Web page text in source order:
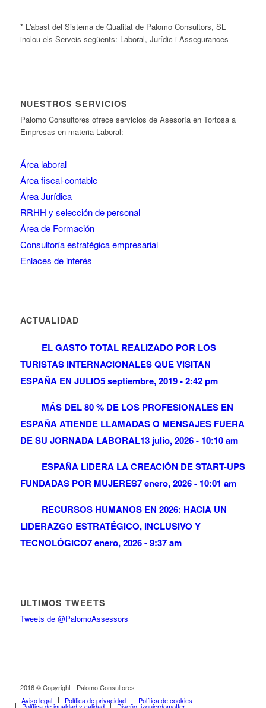
* L'abast del Sistema de Qualitat de Palomo Consultors, SL
inclou els Serveis següents: Laboral, Jurídic i Assegurances
NUESTROS SERVICIOS
Palomo Consultores ofrece servicios de Asesoría en Tortosa a
Empresas en materia Laboral:
Área laboral
Área fiscal-contable
Área Jurídica
RRHH y selección de personal
Área de Formación
Consultoría estratégica empresarial
Enlaces de interés
ACTUALIDAD
EL GASTO TOTAL REALIZADO POR LOS
TURISTAS INTERNACIONALES QUE VISITAN
ESPAÑA EN JULIO5 septiembre, 2019 - 2:42 pm
MÁS DEL 80 % DE LOS PROFESIONALES EN
ESPAÑA ATIENDE LLAMADAS O MENSAJES FUERA
DE SU JORNADA LABORAL13 julio, 2026 - 10:10 am
ESPAÑA LIDERA LA CREACIÓN DE START-UPS
FUNDADAS POR MUJERES7 enero, 2026 - 10:01 am
RECURSOS HUMANOS EN 2026: HACIA UN
LIDERAZGO ESTRATÉGICO, INCLUSIVO Y
TECNOLÓGICO7 enero, 2026 - 9:37 am
ÚLTIMOS TWEETS
Tweets de @PalomoAssessors
2016 © Copyright - Palomo Consultores
Aviso legal
Política de privacidad Política de cookies